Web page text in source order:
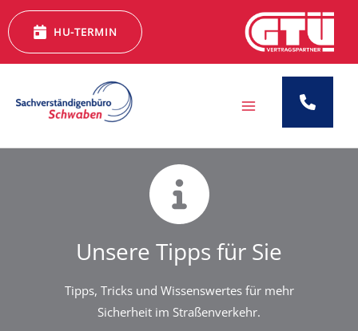
Zum
Inhalt
springen
HU-TERMIN
Unsere Tipps für Sie
Tipps, Tricks und Wissenswertes für mehr
Sicherheit im Straßenverkehr.